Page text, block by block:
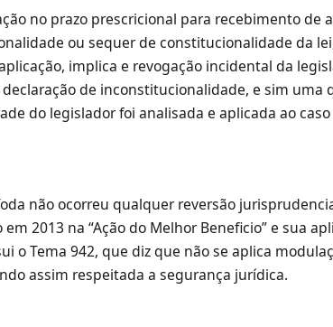
no prazo prescricional para recebimento de
ou sequer de constitucionalidade da
implica e revogação incidental da
declaração de inconstitucionalidade, e sim uma
do legislador foi analisada e aplicada ao
não ocorreu qualquer reversão
2013 na “Ação do Melhor Beneficio” e sua
o Tema 942, que diz que não se aplica
assim respeitada a segurança jurídica.